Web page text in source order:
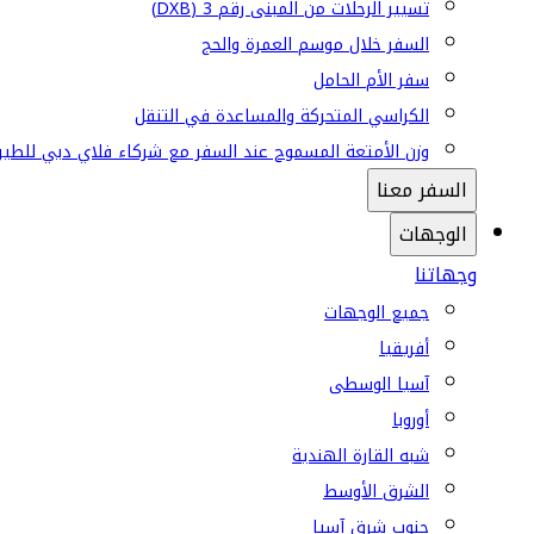
تسيير الرحلات من المبنى رقم 3 (DXB)
السفر خلال موسم العمرة والحج
سفر الأم الحامل
الكراسي المتحركة والمساعدة في التنقل
وزن الأمتعة المسموح عند السفر مع شركاء فلاي دبي
السفر معنا
الوجهات
وجهاتنا
جميع الوجهات
أفريقيا
آسيا الوسطى
أوروبا
شبه القارة الهندية
الشرق الأوسط
جنوب شرق آسيا